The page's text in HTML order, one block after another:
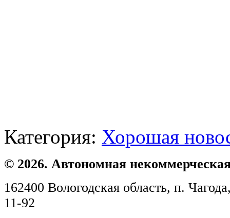
Категория: Хорошая
© 2026. Автономная
162400 Вологодская область, п.
11-92